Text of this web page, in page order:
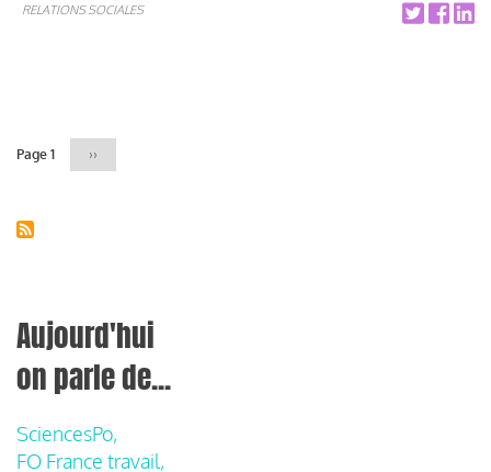
RELATIONS SOCIALES
Page 1
Page
››
Aujourd'hui
on parle de...
SciencesPo,
FO France travail,